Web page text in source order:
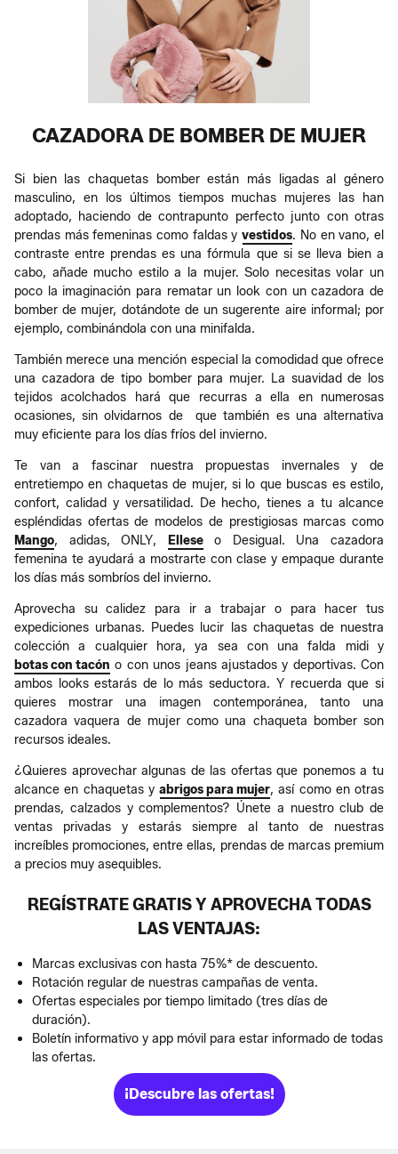
CAZADORA DE BOMBER DE MUJER
Si bien las chaquetas bomber están más ligadas al género
masculino, en los últimos tiempos muchas mujeres las han
adoptado, haciendo de contrapunto perfecto junto con otras
prendas más femeninas como faldas yvestidos. No en vano, el
contraste entre prendas es una fórmula que si se lleva bien a
cabo, añade mucho estilo a la mujer. Solo necesitas volar un
poco la imaginación para rematar un look con un cazadora de
bomber de mujer, dotándote de un sugerente aire informal; por
ejemplo, combinándola con una minifalda.
También merece una mención especial la comodidad que ofrece
una cazadora de tipo bomber para mujer. La suavidad de los
tejidos acolchados hará que recurras a ella en numerosas
ocasiones, sin olvidarnos de que también es una alternativa
muy eficiente para los días fríos del invierno.
Te van a fascinar nuestra propuestas invernales y de
entretiempo en chaquetas de mujer, si lo que buscas es estilo,
confort, calidad y versatilidad. De hecho, tienes a tu alcance
espléndidas ofertas de modelos de prestigiosas marcas como
Mango, adidas, ONLY, Elleseo Desigual. Una cazadora
femenina te ayudará a mostrarte con clase y empaque durante
los días más sombríos del invierno.
Aprovecha su calidez para ir a trabajar o para hacer tus
expediciones urbanas. Puedes lucir las chaquetas de nuestra
colección a cualquier hora, ya sea con una falda midi y
botas con tacón o con unos jeans ajustados y deportivas. Con
ambos looks estarás de lo más seductora. Y recuerda que si
quieres mostrar una imagen contemporánea, tanto una
cazadora vaquera de mujer como una chaqueta bomber son
recursos ideales.
¿Quieres aprovechar algunas de las ofertas que ponemos a tu
alcance en chaquetas y abrigos para mujer, así como en otras
prendas, calzados y complementos? Únete a nuestro club de
ventas privadas y estarás siempre al tanto de nuestras
increíbles promociones, entre ellas, prendas de marcas premium
a precios muy asequibles.
REGÍSTRATE GRATIS Y APROVECHA TODAS
LAS VENTAJAS:
Marcas exclusivas con hasta 75%* de descuento.
Rotación regular de nuestras campañas de venta.
Ofertas especiales por tiempo limitado (tres días de
duración).
Boletín informativo y app móvil para estar informado de todas
las ofertas.
¡Descubre las ofertas!